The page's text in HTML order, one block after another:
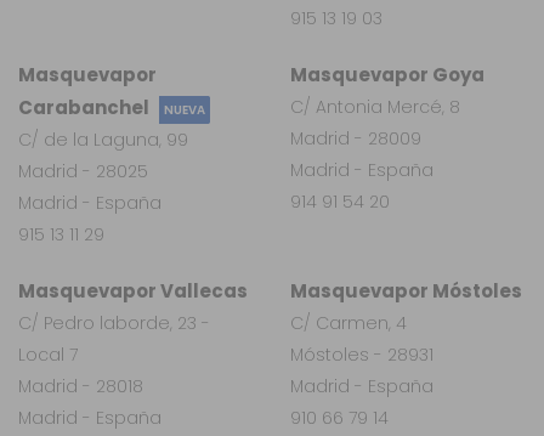
Masquevapor
Carabanchel
NUEVA
C/ de la Laguna, 99
Madrid - 28025
Madrid - España
915 13 11 29
Masquevapor Vallecas
C/ Pedro laborde, 23 -
Local 7
Madrid - 28018
Madrid - España
Masquevapor Móstoles
C/ Carmen, 4
Móstoles - 28931
Madrid - España
910 66 79 14
Masquevapor Goya
C/ Antonia Mercé, 8
Madrid - 28009
Madrid - España
914 91 54 20
915 13 19 03